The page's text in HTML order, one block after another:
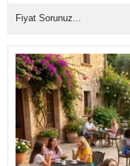
Fiyat Sorunuz...